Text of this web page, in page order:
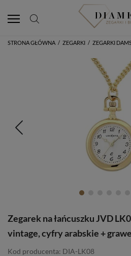
STRONA GŁÓWNA / ZEGARKI / ZEGARKI
Zegarek na łańcuszku JVD
vintage, cyfry arabskie +
Kod producenta: DIA-LK08